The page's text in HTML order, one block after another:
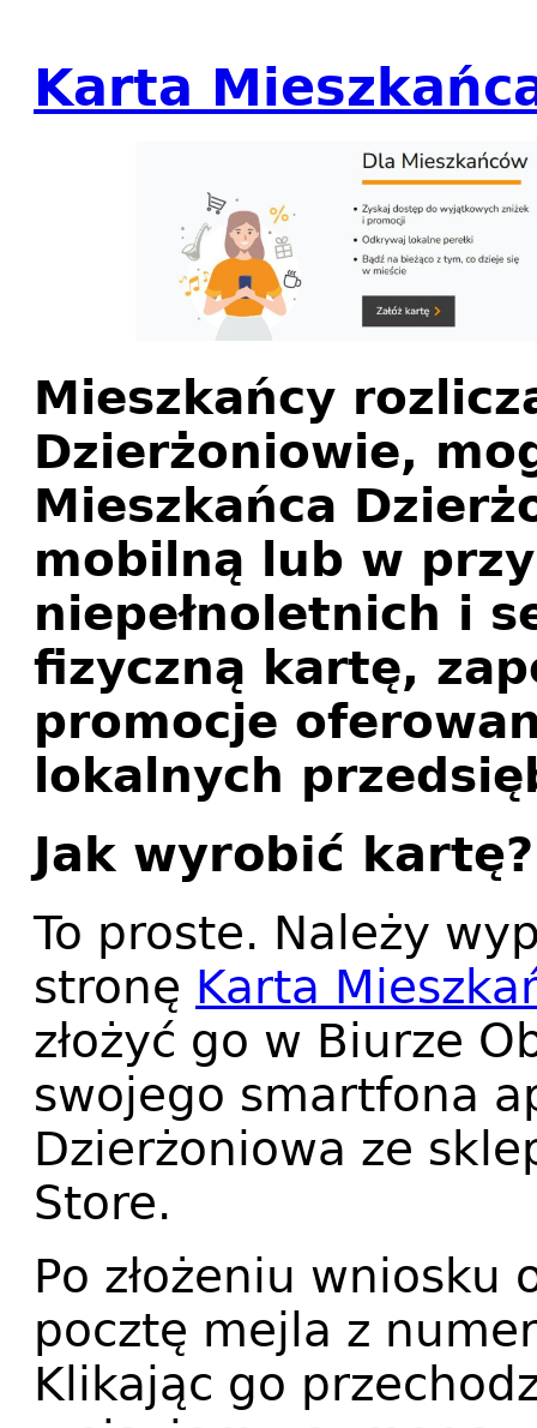
Karta
Mieszkańcy
Dzierżoniowie,
Mieszkańca
mobilną lub w
niepełnoletnich i
fizyczną kartę,
promocje
lokalnych
Jak wyrobić kartę?
To proste. Należy
stronę Karta
złożyć go w Biurze
swojego smartfona
Dzierżoniowa ze
Store.
Po złożeniu
pocztę mejla z
Klikając go